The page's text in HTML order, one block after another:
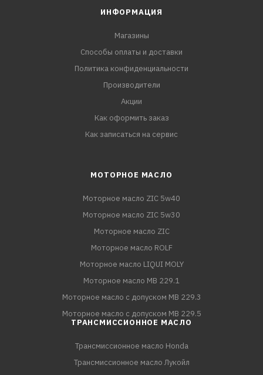
ИНФОРМАЦИЯ
Магазины
Способы оплаты и доставки
Политика конфиденциальности
Производители
Акции
Как оформить заказ
Как записаться на сервис
МОТОРНОЕ МАСЛО
Моторное масло ZIC 5w40
Моторное масло ZIC 5w30
Моторное масло ZIC
Моторное масло ROLF
Моторное масло LIQUI MOLY
Моторное масло MB 229.1
Моторное масло с допуском MB 229.3
Моторное масло с допуском MB 229.5
ТРАНСМИССИОННОЕ МАСЛО
Трансмиссионное масло Honda
Трансмиссионное масло Лукойл